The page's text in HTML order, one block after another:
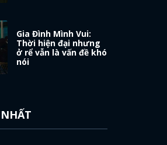
Gia Đình Mình Vui:
Thời hiện đại nhưng
ở rể vẫn là vấn đề khó
nói